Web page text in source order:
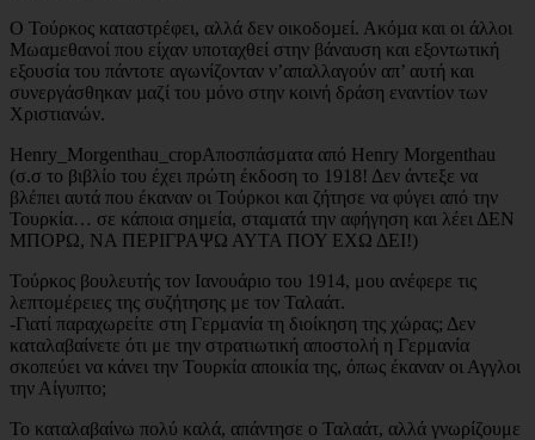
Ο Τούρκος καταστρέφει, αλλά δεν οικοδοµεί. Ακόµα και οι άλλοι
Μωαµεθανοί που είχαν υποταχθεί στην βάναυση και εξοντωτική
εξουσία του πάντοτε αγωνίζονταν ν’απαλλαγούν απ’ αυτή και
συνεργάσθηκαν µαζί του µόνο στην κοινή δράση εναντίον των
Χριστιανών.
Henry_Morgenthau_cropΑποσπάσματα από Henry Morgenthau
(σ.σ το βιβλίo του έχει πρώτη έκδοση το 1918! Δεν άντεξε να
βλέπει αυτά που έκαναν οι Τούρκοι και ζήτησε να φύγει από την
Τουρκία… σε κάποια σημεία, σταματά την αφήγηση και λέει ΔΕΝ
ΜΠΟΡΩ, ΝΑ ΠΕΡΙΓΡΑΨΩ ΑΥΤΑ ΠΟΥ ΕΧΩ ΔΕΙ!)
Τούρκος βουλευτής τον Ιανουάριο του 1914, μου ανέφερε τις
λεπτομέρειες της συζήτησης με τον Ταλαάτ.
-Γιατί παραχωρείτε στη Γερμανία τη διοίκηση της χώρας; Δεν
καταλαβαίνετε ότι με την στρατιωτική αποστολή η Γερμανία
σκοπεύει να κάνει την Τουρκία αποικία της, όπως έκαναν οι Αγγλοι
την Αίγυπτο;
Το καταλαβαίνω πολύ καλά, απάντησε ο Ταλαάτ, αλλά γνωρίζουμε